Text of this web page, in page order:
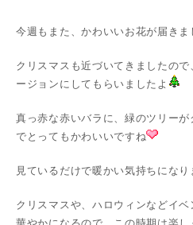
今週もまた、かわいいお花が届き
クリスマスも近づいてきましたの
ージョンにしてもらいましたよ
真っ赤な赤いバラに、緑のツリー
でとってもかわいいですね
見ているだけで暖かい気持ちになり
クリスマスや、ハロウィンなどイ